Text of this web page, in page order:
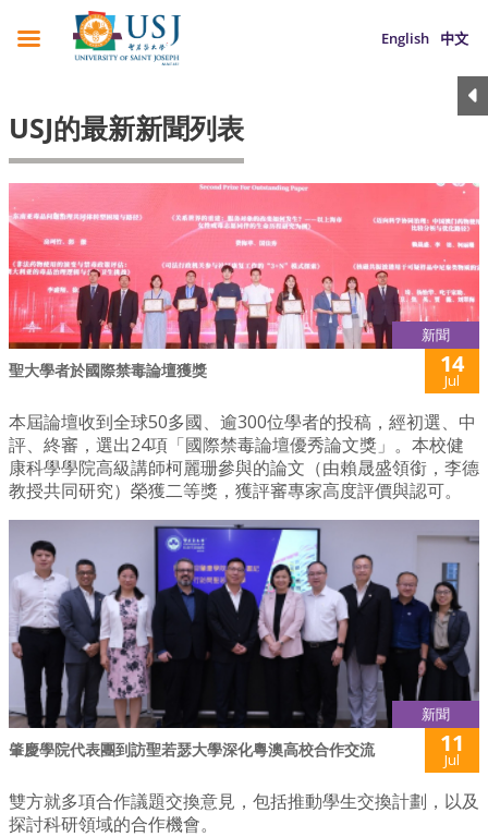
English 中文
USJ的最新新聞列表
新聞
聖大學者於國際禁毒論壇獲獎 14
Jul
本屆論壇收到全球50多國、逾300位學者的投稿，經初選、中
評、終審，選出24項「國際禁毒論壇優秀論文獎」。本校健
康科學學院高級講師柯麗珊參與的論文（由賴晟盛領銜，李德
教授共同研究）榮獲二等獎，獲評審專家高度評價與認可。
新聞
肇慶學院代表團到訪聖若瑟大學深化粵澳高校合作交流 11
Jul
雙方就多項合作議題交換意見，包括推動學生交換計劃，以及
探討科研領域的合作機會。